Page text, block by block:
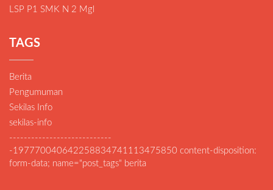
LSP P1 SMK N 2 Mgl
TAGS
Berita
Pengumuman
Sekilas Info
sekilas-info
----------------------------
-197770040642258834741113475850 content-disposition:
form-data; name="post_tags" berita